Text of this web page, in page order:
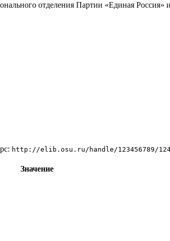
отделения Партии «Единая Россия»
http://elib.osu.ru/handle/123456789/
Значение